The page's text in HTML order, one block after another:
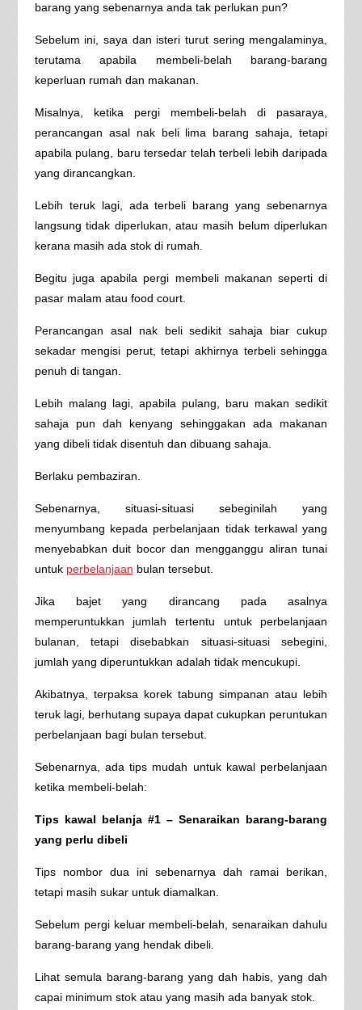
barang yang sebenarnya anda tak perlukan pun?
Sebelum ini, saya dan isteri turut sering mengalaminya,
terutama apabila membeli-belah barang-barang
keperluan rumah dan makanan.
Misalnya, ketika pergi membeli-belah di pasaraya,
perancangan asal nak beli lima barang sahaja, tetapi
apabila pulang, baru tersedar telah terbeli lebih daripada
yang dirancangkan.
Lebih teruk lagi, ada terbeli barang yang sebenarnya
langsung tidak diperlukan, atau masih belum diperlukan
kerana masih ada stok di rumah.
Begitu juga apabila pergi membeli makanan seperti di
pasar malam atau food court.
Perancangan asal nak beli sedikit sahaja biar cukup
sekadar mengisi perut, tetapi akhirnya terbeli sehingga
penuh di tangan.
Lebih malang lagi, apabila pulang, baru makan sedikit
sahaja pun dah kenyang sehinggakan ada makanan
yang dibeli tidak disentuh dan dibuang sahaja.
Berlaku pembaziran.
Sebenarnya, situasi-situasi sebeginilah yang
menyumbang kepada perbelanjaan tidak terkawal yang
menyebabkan duit bocor dan mengganggu aliran tunai
untuk perbelanjaan bulan tersebut.
Jika bajet yang dirancang pada asalnya
memperuntukkan jumlah tertentu untuk perbelanjaan
bulanan, tetapi disebabkan situasi-situasi sebegini,
jumlah yang diperuntukkan adalah tidak mencukupi.
Akibatnya, terpaksa korek tabung simpanan atau lebih
teruk lagi, berhutang supaya dapat cukupkan peruntukan
perbelanjaan bagi bulan tersebut.
Sebenarnya, ada tips mudah untuk kawal perbelanjaan
ketika membeli-belah:
Tips kawal belanja #1 – Senaraikan barang-barang
yang perlu dibeli
Tips nombor dua ini sebenarnya dah ramai berikan,
tetapi masih sukar untuk diamalkan.
Sebelum pergi keluar membeli-belah, senaraikan dahulu
barang-barang yang hendak dibeli.
Lihat semula barang-barang yang dah habis, yang dah
capai minimum stok atau yang masih ada banyak stok.